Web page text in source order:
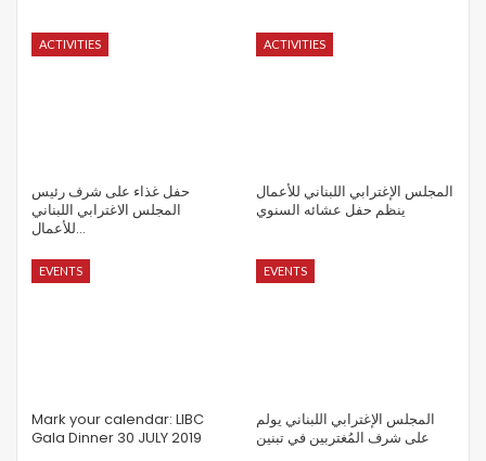
ACTIVITIES
حفل غذاء على شرف رئيس
المجلس الاغترابي اللبناني
للأعمال…
ACTIVITIES
المجلس الإغترابي اللبناني للأعمال
ينظم حفل عشائه السنوي
EVENTS
Mark your calendar: LIBC
Gala Dinner 30 JULY 2019
EVENTS
المجلس الإغترابي اللبناني يولم
على شرف المُغتربين في تبنين